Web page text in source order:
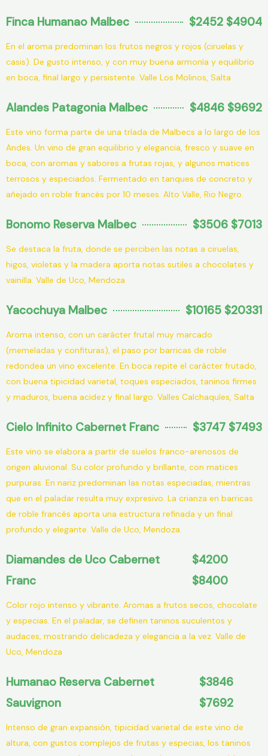
Finca Humanao Malbec $2452 $4904
En el aroma predominan los frutos negros y rojos (ciruelas y
casis). De gusto intenso, y con muy buena armonía y equilibrio
en boca, final largo y persistente. Valle Los Molinos, Salta
Alandes Patagonia Malbec $4846 $9692
Este vino forma parte de una tríada de Malbecs a lo largo de los
Andes. Un vino de gran equilibrio y elegancia, fresco y suave en
boca, con aromas y sabores a frutas rojas, y algunos matices
terrosos y especiados. Fermentado en tanques de concreto y
añejado en roble francés por 10 meses. Alto Valle, Rio Negro.
Bonomo Reserva Malbec $3506 $7013
Se destaca la fruta, donde se perciben las notas a ciruelas,
higos, violetas y la madera aporta notas sutiles a chocolates y
vainilla. Valle de Uco, Mendoza
Yacochuya Malbec $10165 $20331
Aroma intenso, con un carácter frutal muy marcado
(memeladas y confituras), el paso por barricas de roble
redondea un vino excelente. En boca repite el carácter frutado,
con buena tipicidad varietal, toques especiados, taninos firmes
y maduros, buena acidez y final largo. Valles Calchaquíes, Salta
Cielo Infinito Cabernet Franc $3747 $7493
Este vino se elabora a partir de suelos franco-arenosos de
origen aluvional. Su color profundo y brillante, con matices
purpuras. En nariz predominan las notas especiadas, mientras
que en el paladar resulta muy expresivo. La crianza en barricas
de roble francés aporta una estructura refinada y un final
profundo y elegante. Valle de Uco, Mendoza.
Diamandes de Uco Cabernet
Franc
$4200
$8400
Color rojo intenso y vibrante. Aromas a frutos secos, chocolate
y especias. En el paladar, se definen taninos suculentos y
audaces, mostrando delicadeza y elegancia a la vez. Valle de
Uco, Mendoza
Humanao Reserva Cabernet
Sauvignon
$3846
$7692
Intenso de gran expansión, tipicidad varietal de este vino de
altura, con gustos complejos de frutas y especias, los taninos